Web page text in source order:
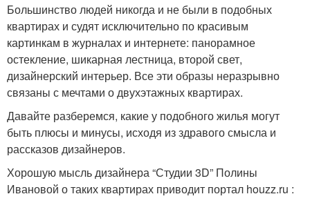
Большинство людей никогда и не были в подобных
квартирах и судят исключительно по красивым
картинкам в журналах и интернете: панорамное
остекление, шикарная лестница, второй свет,
дизайнерский интерьер. Все эти образы неразрывно
связаны с мечтами о двухэтажных квартирах.
Давайте разберемся, какие у подобного жилья могут
быть плюсы и минусы, исходя из здравого смысла и
рассказов дизайнеров.
Хорошую мысль дизайнера “Студии 3D” Полины
Ивановой о таких квартирах приводит портал houzz.ru :